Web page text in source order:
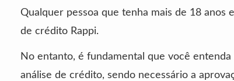
Qualquer pessoa que tenha mais de 18 anos
de crédito Rappi.
No entanto, é fundamental que você
análise de crédito, sendo necessário a